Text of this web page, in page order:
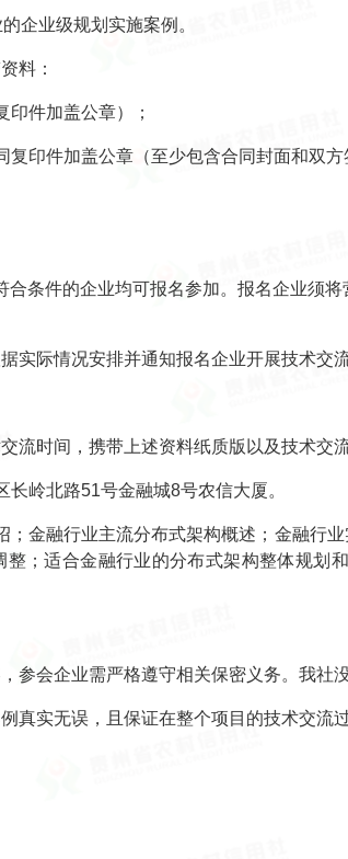
业级规划实施案例。
料：
件加盖公章）；
件加盖公章（至少包含合同封面和双方
件的企业均可报名参加。报名企业须将
际情况安排并通知报名企业开展技术交
时间，携带上述资料纸质版以及技术交流
岭北路51号金融城8号农信大厦。
融行业主流分布式架构概述；金融行业
；适合金融行业的分布式架构整体规划
会企业需严格遵守相关保密义务。我社
实无误，且保证在整个项目的技术交流过